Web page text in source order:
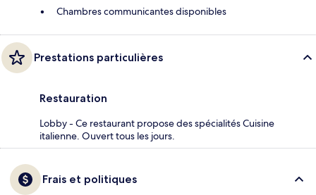
Chambres communicantes disponibles
Prestations particulières
Restauration
Lobby - Ce restaurant propose des spécialités Cuisine
italienne. Ouvert tous les jours.
Frais et politiques